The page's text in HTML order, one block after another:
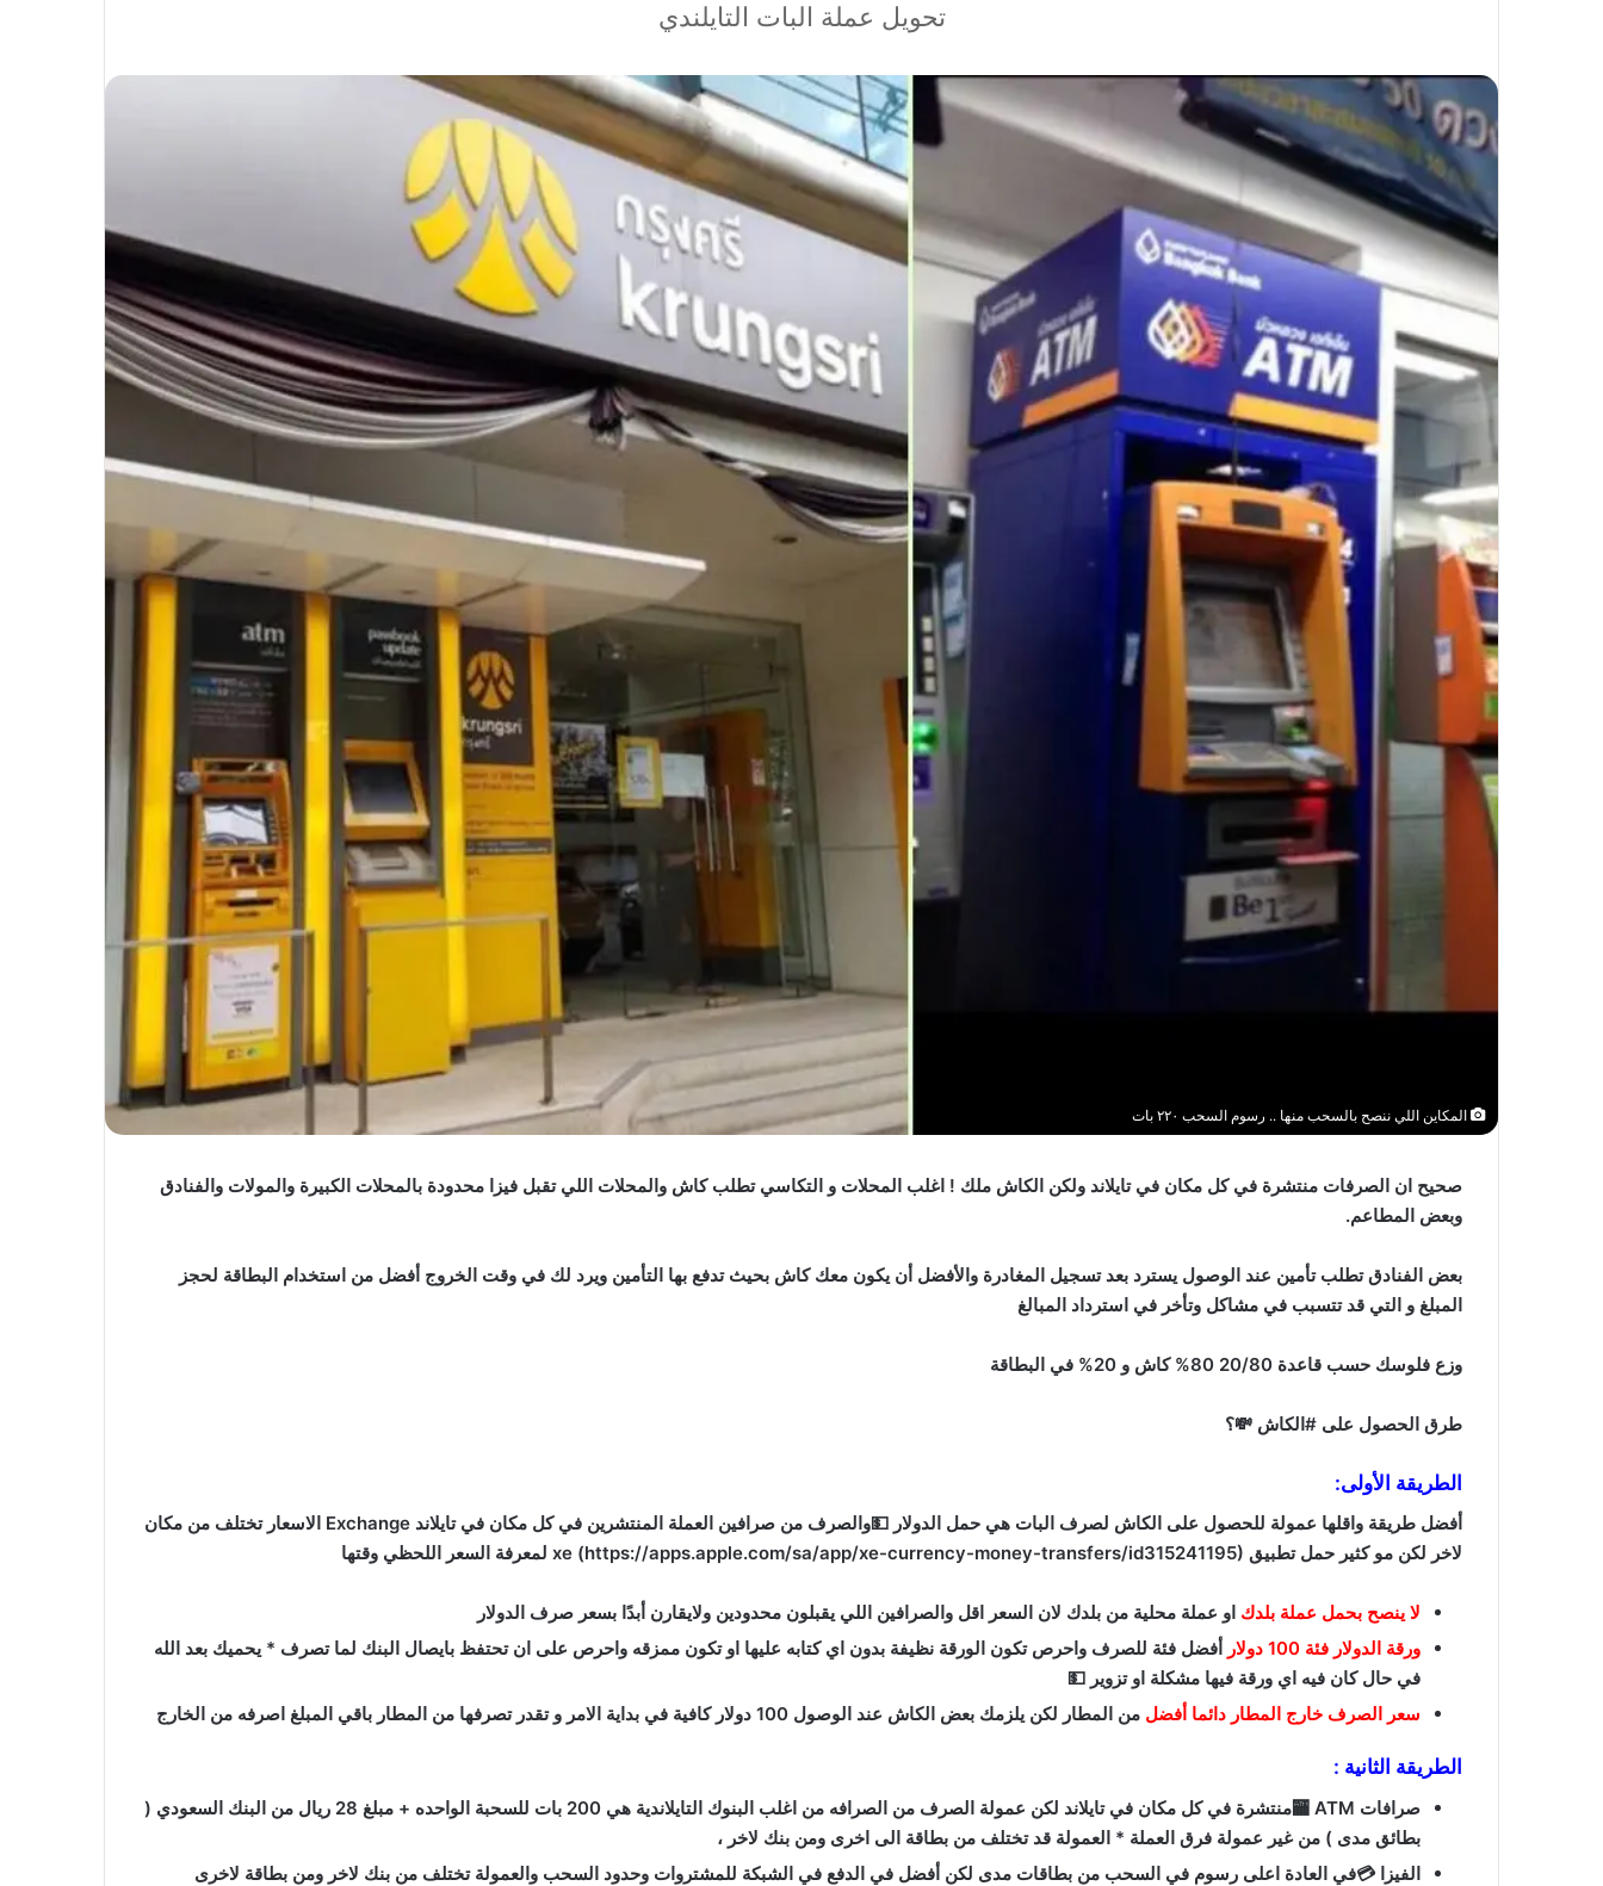
تحويل عملة البات التايلندي
المكاين اللي ننصح بالسحب منها .. رسوم السحب ٢٢٠ بات
صحيح ان الصرفات منتشرة في كل مكان في تايلاند ولكن الكاش ملك ! اغلب المحلات و التكاسي تطلب كاش والمحلات اللي تقبل فيزا محدودة بالمحلات الكبيرة والمولات والفنادق
وبعض المطاعم.
بعض الفنادق تطلب تأمين عند الوصول يسترد بعد تسجيل المغادرة والأفضل أن يكون معك كاش بحيث تدفع بها التأمين ويرد لك في وقت الخروج أفضل من استخدام البطاقة لحجز
المبلغ و التي قد تتسبب في مشاكل وتأخر في استرداد المبالغ
وزع فلوسك حسب قاعدة 20/80 80% كاش و 20% في البطاقة
طرق الحصول على #الكاش 💸؟
الطريقة الأولى:
أفضل طريقة واقلها عمولة
للحصول على الكاش لصرف البات هي حمل الدولار 💵والصرف من صرافين العملة المنتشرين في كل مكان في تايلاند Exchange الاسعار تختلف من مكان
لاخر لكن مو كثير حمل تطبيق xe (https://apps.apple.com/sa/app/xe-currency-money-transfers/id315241195) لمعرفة السعر اللحظي وقتها
لا ينصح بحمل عملة بلدك او عملة محلية من بلدك لان السعر اقل والصرافين اللي يقبلون محدودين ولايقارن أبدًا بسعر صرف الدولار
ورقة الدولار فئة 100 دولار
أفضل فئة للصرف واحرص تكون الورقة نظيفة بدون اي كتابه عليها او تكون ممزقه واحرص على ان تحتفظ بايصال البنك لما تصرف * يحميك بعد الله
في حال كان فيه اي ورقة فيها مشكلة او تزوير 💵
سعر الصرف خارج المطار دائما أفضل من المطار لكن يلزمك بعض الكاش عند الوصول 100 دولار كافية في بداية الامر و تقدر تصرفها من المطار باقي المبلغ اصرفه من الخارج
الطريقة الثانية :
صرافات ATM 🏧منتشرة في كل مكان في تايلاند لكن عمولة الصرف من الصرافه من اغلب البنوك التايلاندية هي 200 بات للسحبة الواحده + مبلغ 28 ريال من البنك السعودي (
بطائق مدى ) من غير عمولة فرق العملة * العمولة قد تختلف من بطاقة الى اخرى ومن بنك لاخر ،
الفيزا 💳في العادة اعلى رسوم في السحب من بطاقات مدى لكن أفضل في الدفع في الشبكة للمشتروات وحدود السحب والعمولة تختلف من بنك لاخر ومن بطاقة لاخرى